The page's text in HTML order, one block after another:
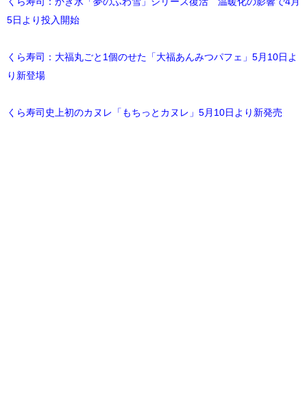
5日より投入開始
くら寿司：大福丸ごと1個のせた「大福あんみつパフェ」5月10日よ
り新登場
くら寿司史上初のカヌレ「もちっとカヌレ」5月10日より新発売